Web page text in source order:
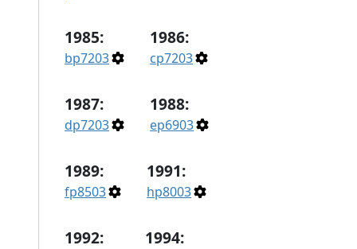
1985:
bp7203
1986:
cp7203
1987:
dp7203
1988:
ep6903
1989:
fp8503
1991:
hp8003
1992: 1994: